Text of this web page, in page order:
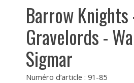
Barrow
Gravelords -
Sigmar
Numéro d’article : 91-85